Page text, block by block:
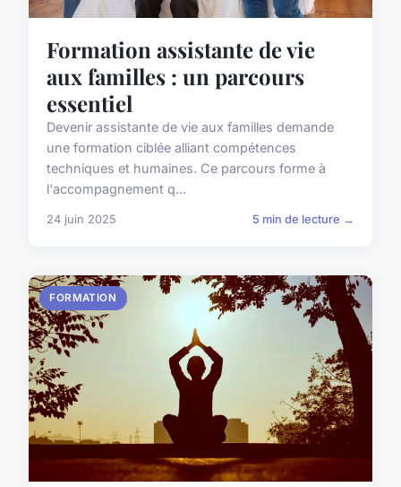
Formation assistante de vie
aux familles : un parcours
essentiel
Devenir assistante de vie aux familles demande
une formation ciblée alliant compétences
techniques et humaines. Ce parcours forme à
l'accompagnement q...
24 juin 2025 5 min de lecture →
FORMATION